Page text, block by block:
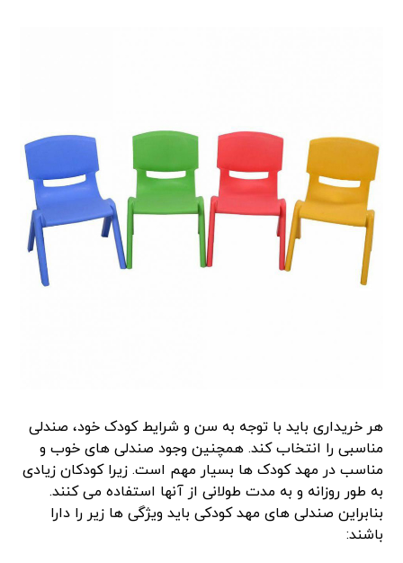
هر خریداری باید با توجه به سن و شرایط کودک خود، صندلی
مناسبی را انتخاب کند. همچنین وجود صندلی های خوب و
مناسب در مهد کودک ها بسیار مهم است. زیرا کودکان زیادی
به طور روزانه و به مدت طولانی از آنها استفاده می کنند.
بنابراین صندلی های مهد کودکی باید ویژگی ها زیر را دارا
باشند: